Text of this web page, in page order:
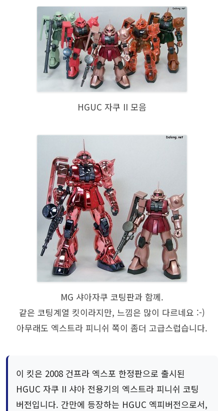
HGUC 자쿠 II 모음
MG 샤아자쿠 코팅판과 함께.
같은 코팅계열 킷이라지만, 느낌은 많이 다르네요 :-)
아무래도 엑스트라 피니쉬 쪽이 좀더 고급스럽습니다.
이 킷은 2008 건프라 엑스포 한정판으로 출시된
HGUC 자쿠 II 샤아 전용기의 엑스트라 피니쉬 코팅
버전입니다. 간만에 등장하는 HGUC 엑피버전으로서,